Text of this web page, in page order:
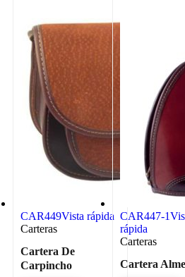
CAR449Vista rápida
Carteras
Cartera De
Carpincho
CAR447-1
rápida
Carteras
Cartera